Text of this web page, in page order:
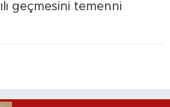
geçmesini temenni